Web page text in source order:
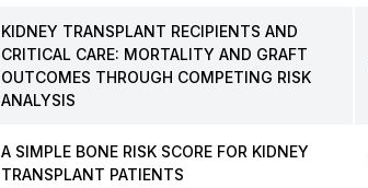
KIDNEY TRANSPLANT RECIPIENTS AND
CRITICAL CARE: MORTALITY AND GRAFT
OUTCOMES THROUGH COMPETING RISK
ANALYSIS
A SIMPLE BONE RISK SCORE FOR KIDNEY
TRANSPLANT PATIENTS